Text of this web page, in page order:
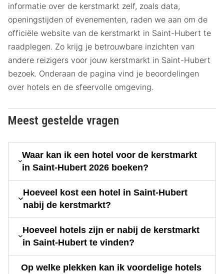
informatie over de kerstmarkt zelf, zoals data,
openingstijden of evenementen, raden we aan om de
officiële website van de kerstmarkt in Saint-Hubert te
raadplegen. Zo krijg je betrouwbare inzichten van
andere reizigers voor jouw kerstmarkt in Saint-Hubert
bezoek. Onderaan de pagina vind je beoordelingen
over hotels en de sfeervolle omgeving.
Meest gestelde vragen
Waar kan ik een hotel voor de kerstmarkt
in Saint-Hubert 2026 boeken?
Hoeveel kost een hotel in Saint-Hubert
nabij de kerstmarkt?
Hoeveel hotels zijn er nabij de kerstmarkt
in Saint-Hubert te vinden?
Op welke plekken kan ik voordelige hotels